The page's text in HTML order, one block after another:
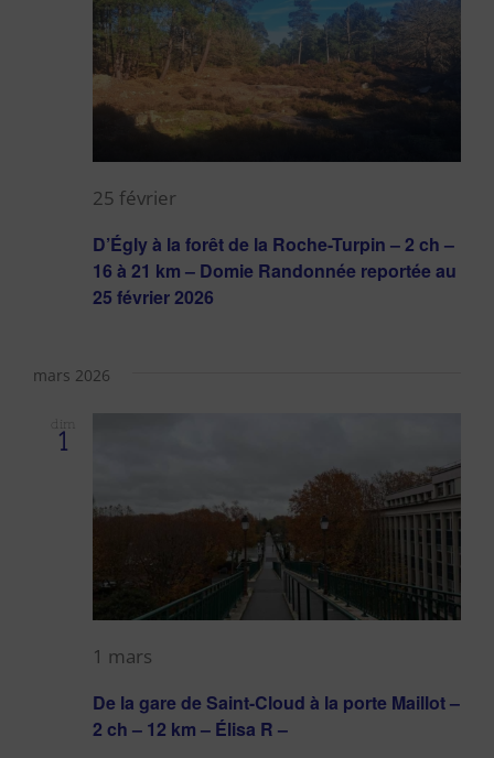
D’Égly à la forêt de la Roche-Turpin – 2 ch –
16 à 21 km – Domie Randonnée reportée au
25 février 2026
25 février
mars 2026
dim
1
De la gare de Saint-Cloud à la porte Maillot –
2 ch – 12 km – Élisa R –
1 mars